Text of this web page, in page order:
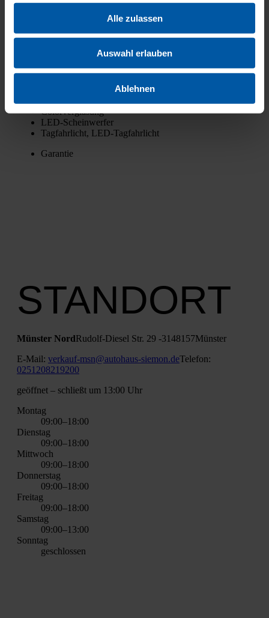
Alle zulassen
Auswahl erlauben
Ablehnen
Ver­kehrs­zei­chen­er­ken­nung
Apple Car­Play
Frei­sprech­ein­rich­tung
Touch­screen
Color­ver­gla­sung
LED-Schein­wer­fer
Tag­fahr­licht, LED-Tag­fahr­licht
Garan­tie
STANDORT
Müns­ter NordRudolf-Die­sel Str. 29 ‑3148157Müns­ter
E‑Mail: verkauf-msn@autohaus-siemon.deTele­fon:
0251208219200
geöff­net – schließt um 13:00 Uhr
Mon­tag
09:00–18:00
Diens­tag
09:00–18:00
Mitt­woch
09:00–18:00
Don­ners­tag
09:00–18:00
Frei­tag
09:00–18:00
Sams­tag
09:00–13:00
Sonn­tag
geschlos­sen